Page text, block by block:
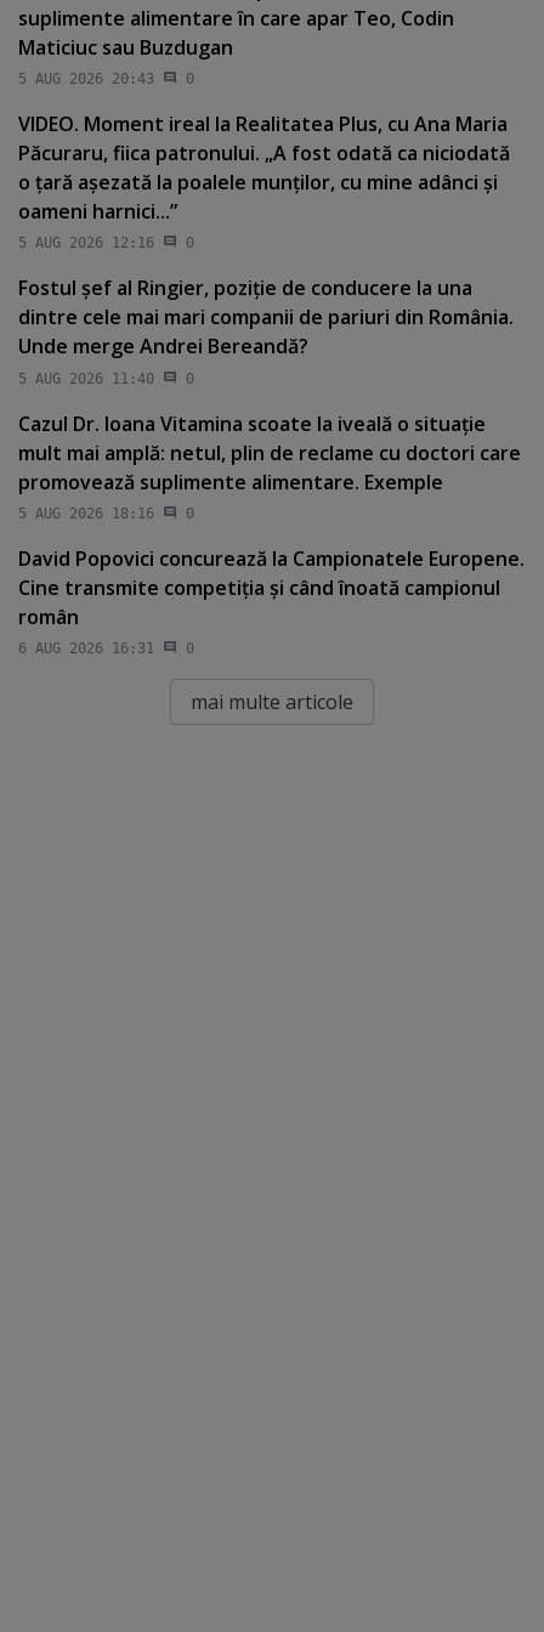
suplimente alimentare în care apar Teo, Codin
Maticiuc sau Buzdugan
5 AUG 2026 20:43 0
VIDEO. Moment ireal la Realitatea Plus, cu Ana Maria
Păcuraru, fiica patronului. „A fost odată ca niciodată
o ţară aşezată la poalele munţilor, cu mine adânci şi
oameni harnici...”
5 AUG 2026 12:16 0
Fostul şef al Ringier, poziţie de conducere la una
dintre cele mai mari companii de pariuri din România.
Unde merge Andrei Bereandă?
5 AUG 2026 11:40 0
Cazul Dr. Ioana Vitamina scoate la iveală o situaţie
mult mai amplă: netul, plin de reclame cu doctori care
promovează suplimente alimentare. Exemple
5 AUG 2026 18:16 0
David Popovici concurează la Campionatele Europene.
Cine transmite competiţia şi când înoată campionul
român
6 AUG 2026 16:31 0
mai multe articole